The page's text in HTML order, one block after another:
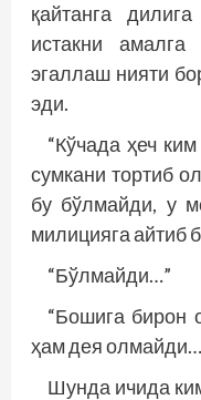
қайтанга
истакни
эгаллаш нияти
эди.
“Кўчада ҳеч
сумкани тортиб
бу бўлмайди, у
милицияга айтиб
“Бўлмайди…”
“Бошига бирон
ҳам дея
Шунда ичида